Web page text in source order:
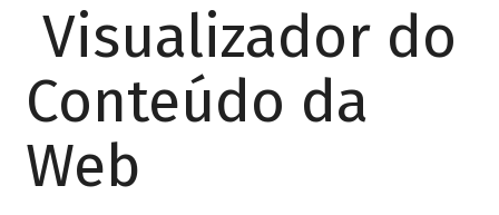
Visualizador do
Conteúdo da
Web